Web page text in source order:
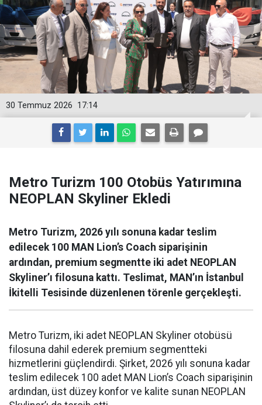
17:14
30 Temmuz 2026
Metro Turizm 100 Otobüs Yatırımına
NEOPLAN Skyliner Ekledi
Metro Turizm, 2026 yılı sonuna kadar teslim
edilecek 100 MAN Lion’s Coach siparişinin
ardından, premium segmentte iki adet NEOPLAN
Skyliner’ı filosuna kattı. Teslimat, MAN’ın İstanbul
İkitelli Tesisinde düzenlenen törenle gerçekleşti.
Metro Turizm, iki adet NEOPLAN Skyliner otobüsü
filosuna dahil ederek premium segmentteki
hizmetlerini güçlendirdi. Şirket, 2026 yılı sonuna kadar
teslim edilecek 100 adet MAN Lion’s Coach siparişinin
ardından, üst düzey konfor ve kalite sunan NEOPLAN